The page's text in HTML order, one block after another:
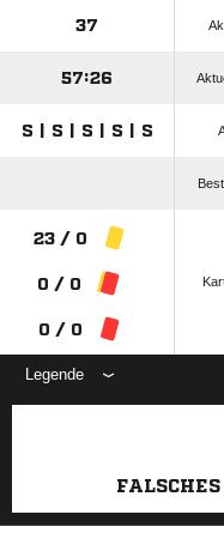
37
57:26
S | S | S | S | S
23 / 0
0 / 0
0 / 0
Legende